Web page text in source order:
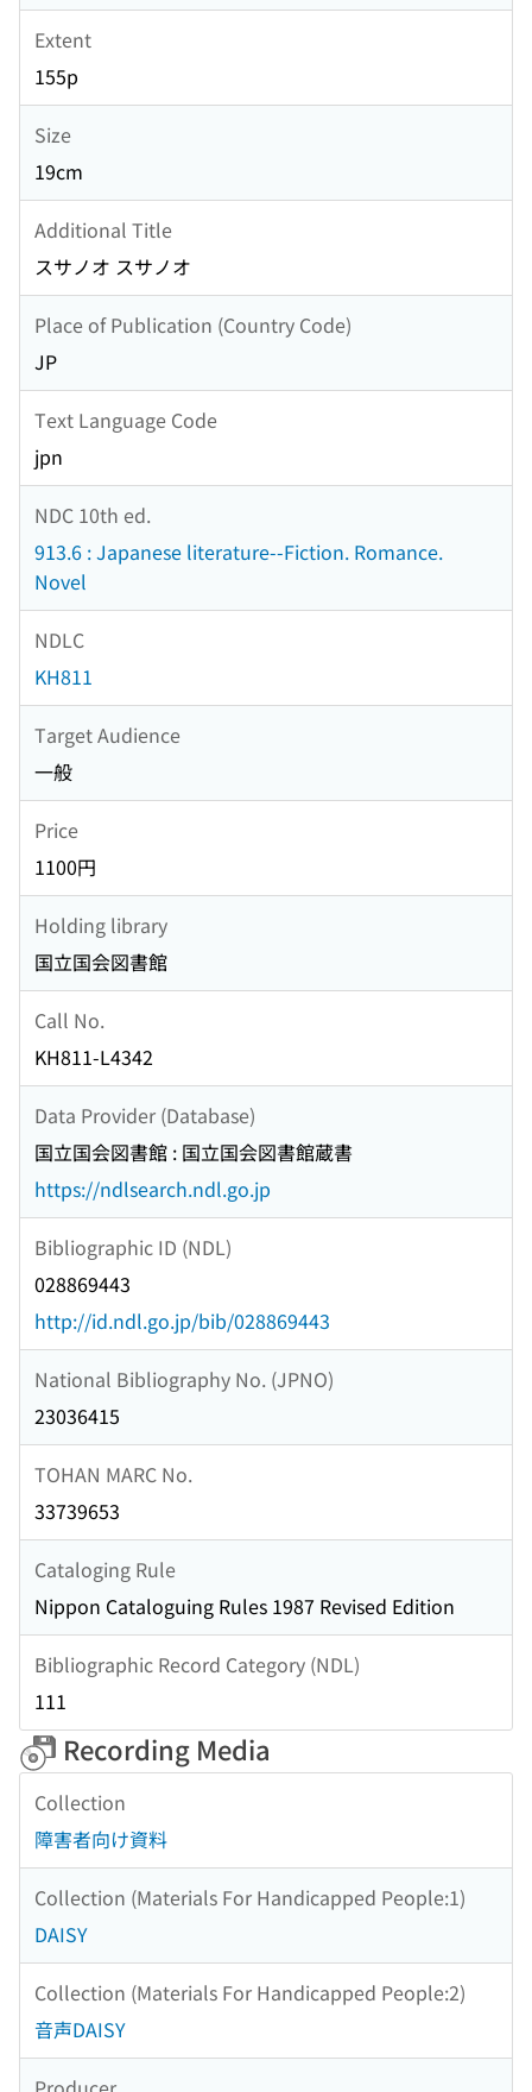
Extent
155p
Size
19cm
Additional Title
スサノオ スサノオ
Place of Publication (Country Code)
JP
Text Language Code
jpn
NDC 10th ed.
913.6 : Japanese literature--Fiction. Romance.
Novel
NDLC
KH811
Target Audience
一般
Price
1100円
Holding library
国立国会図書館
Call No.
KH811-L4342
Data Provider (Database)
国立国会図書館 : 国立国会図書館蔵書
https://ndlsearch.ndl.go.jp
Bibliographic ID (NDL)
028869443
http://id.ndl.go.jp/bib/028869443
National Bibliography No. (JPNO)
23036415
TOHAN MARC No.
33739653
Cataloging Rule
Nippon Cataloguing Rules 1987 Revised Edition
Bibliographic Record Category (NDL)
111
Recording Media
Collection
障害者向け資料
Collection (Materials For Handicapped People:1)
DAISY
Collection (Materials For Handicapped People:2)
音声DAISY